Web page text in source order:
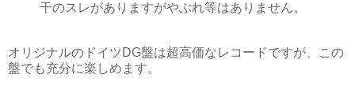
干のスレがありますがやぶれ等はありません。
オリジナルのドイツDG盤は超高価なレコードですが、この
盤でも充分に楽しめます。